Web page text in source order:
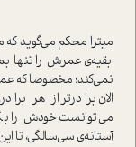
میترا محکم می‌گوید که
بقیه‌ی عمرش را تنها
نمی‌کند؛ مخصوصا که
الان برادرتر از هر
می‌توانست خودش را
آستانه‌ی سی‌سالگی، تا